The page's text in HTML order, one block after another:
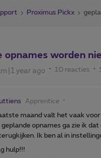
Proximus Pickx
opnames worden
year ago 10 reacties
Apprentice
maand valt het vaak
geplande opnames ga zie ik
Ik ben al in
hulp!!!